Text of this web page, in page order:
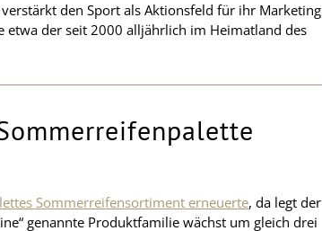
den Sport als Aktionsfeld für ihr Marketing
etwa der seit 2000 alljährlich im Heimatland des
Sommerreifensortiment erneuerte, da legt der
genannte Produktfamilie wächst um gleich drei